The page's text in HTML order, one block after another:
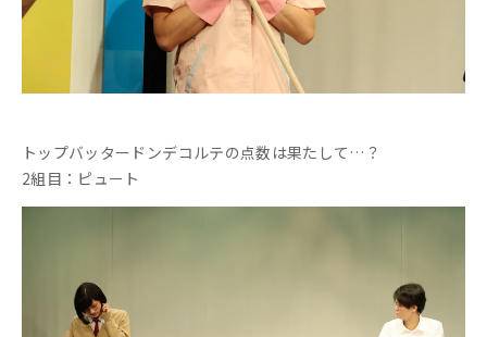
トップバッタードンデコルテの点数は果たして…？
2組目：ピュート